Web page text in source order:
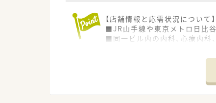
【店舗情報と応需状況について】
■JR山手線や東京メトロ日比
■同一ビル内の内科、心療内科
■2024年7月に開局した店舗
■管理薬剤師の経験をお持ちの